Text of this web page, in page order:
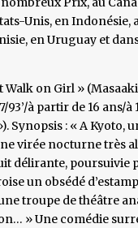
Unis, en Indonésie,
en Uruguay et
Walk on Girl » (Masaaki
93’/à partir de 16 ans/à
Synopsis : « A Kyoto,
virée nocturne très
délirante, poursuivie
un obsédé
troupe de théâtre
» Une comédie